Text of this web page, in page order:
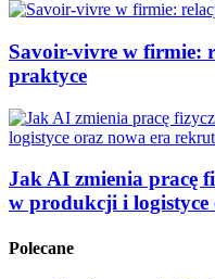
Savoir-vivre w firmie:
praktyce
Jak AI zmienia pracę
w produkcji i
Polecane